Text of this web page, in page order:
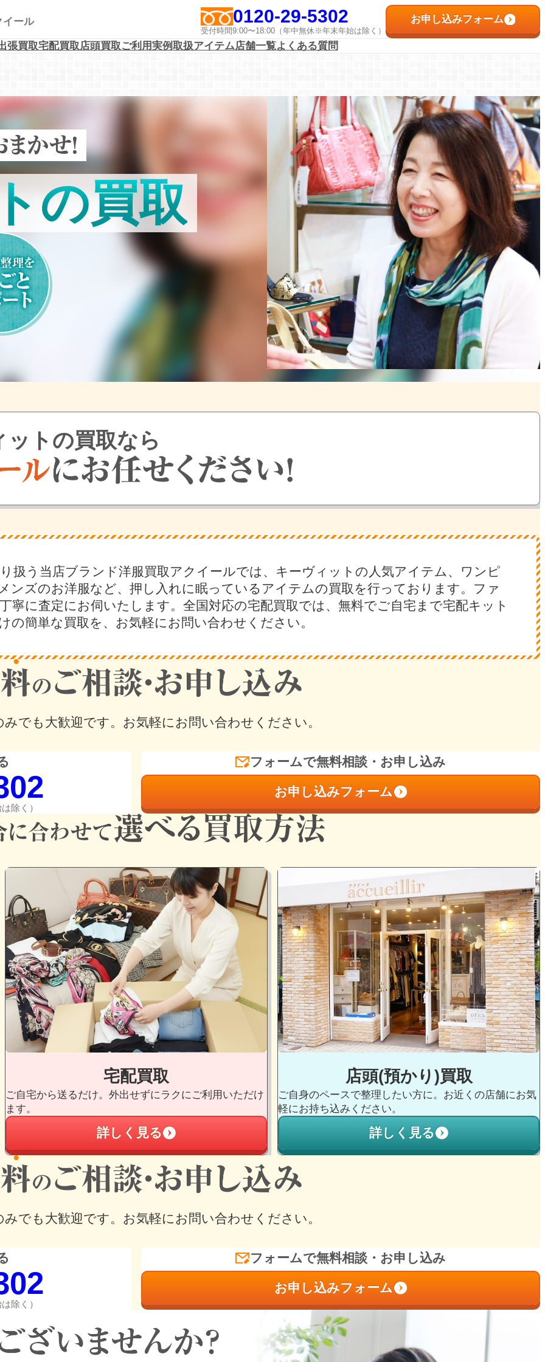
イール 0120-29-5302
受付時間9:00〜18:00（年中無休※年末年始は除く）
お申し込みフォーム
張買取宅配買取店頭買取ご利用実例取扱アイテム店舗一覧よくある質問
の買取
ットの買取なら
扱う当店ブランド洋服買取アクイールでは、キーヴィットの人気アイテム、ワンピ
ンズのお洋服など、押し入れに眠っているアイテムの買取を行っております。ファ
寧に査定にお伺いたします。全国対応の宅配買取では、無料でご自宅まで宅配キット
簡単な買取を、お気軽にお問い合わせください。
でも大歓迎です。 お気軽にお問い合わせください。
除く）
フォームで無料相談・お申し込み
お申し込みフォーム
宅配買取
ご自宅から送るだけ。外出せずにラクにご利用いただけ
ます。
詳しく見る
グ
ル
ー
プ
リ
ン
ク
店頭(預かり)買取
ご自身のペースで整理したい方に。お近くの店舗にお気
軽にお持ち込みください。
詳しく見る
グ
ー
プ
リ
ン
ク
でも大歓迎です。 お気軽にお問い合わせください。
除く）
フォームで無料相談・お申し込み
お申し込みフォーム